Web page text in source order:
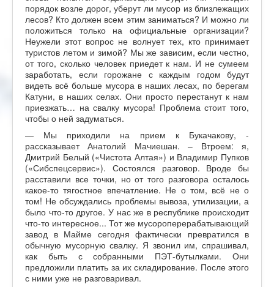
порядок возле дорог, уберут ли мусор из близлежащих
лесов? Кто должен всем этим заниматься? И можно ли
положиться только на официальные организации?
Неужели этот вопрос не волнует тех, кто принимает
туристов летом и зимой? Мы же зависим, если честно,
от того, сколько человек приедет к нам. И не сумеем
заработать, если горожане с каждым годом будут
видеть всё больше мусора в наших лесах, по берегам
Катуни, в наших селах. Они просто перестанут к нам
приезжать… на свалку мусора! Проблема стоит того,
чтобы о ней задуматься.
— Мы приходили на прием к Букачакову, -
рассказывает Анатолий Мачиешан. – Втроем: я,
Дмитрий Белый («Чистота Алтая») и Владимир Пупков
(«Сибспецсервис»). Состоялся разговор. Вроде бы
расставили все точки, но от того разговора осталось
какое-то тягостное впечатление. Не о том, всё не о
том! Не обсуждались проблемы вывоза, утилизации, а
было что-то другое. У нас же в республике происходит
что-то интересное... Тот же мусороперерабатывающий
завод в Майме сегодня фактически превратился в
обычную мусорную свалку. Я звонил им, спрашивал,
как быть с собранными ПЭТ-бутылками. Они
предложили платить за их складирование. После этого
с ними уже не разговаривал.